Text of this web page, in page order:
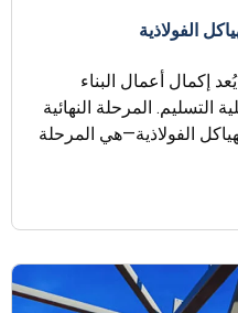
الفولاذية
إكمال أعمال البناء
التسليم. المرحلة النهائية
الفولاذية—هي المرحلة